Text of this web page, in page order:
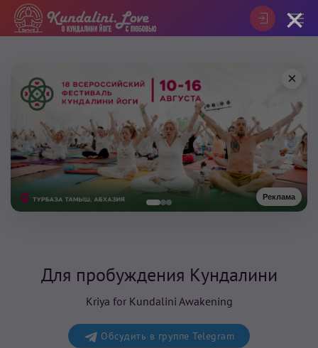
Реклама
×
Для пробуждения Кундалини
Kriya for Kundalini Awakening
Обсудить в группе Telegram
×